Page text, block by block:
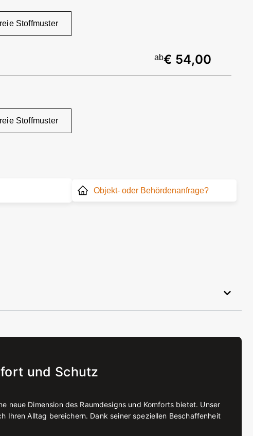
Stoffmuster
ab€ 54,00
Stoffmuster
Objekt- oder Behördenanfrage?
und Schutz
neue Dimension des Raumdesigns und Komforts bietet. Unser
Ihren Alltag bereichern. Dank seiner speziellen Beschaffenheit